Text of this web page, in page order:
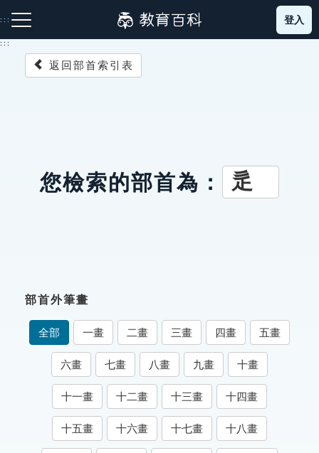
到
主
:::
成語故事
索引選單
知識索引
單字索引
生命大百科索引
登入
:::
返回部首索引表
您檢索的部首為： 辵
部首外筆畫
全部 一畫 二畫 三畫 四畫 五畫
六畫 七畫 八畫 九畫 十畫
十一畫 十二畫 十三畫 十四畫
十五畫 十六畫 十七畫 十八畫